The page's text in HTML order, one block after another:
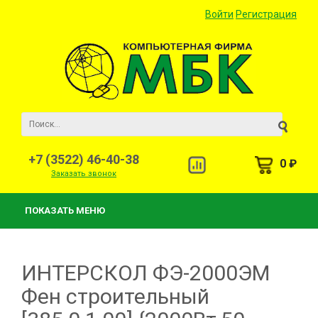
Войти Регистрация
+7 (3522) 46-40-38
Заказать звонок
0 ₽
ПОКАЗАТЬ МЕНЮ
ИНТЕРСКОЛ ФЭ-2000ЭМ
Фен строительный